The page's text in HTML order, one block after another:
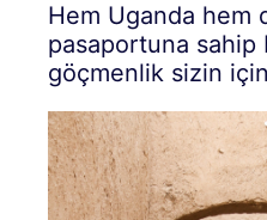
Hem Uganda hem
pasaportuna sahip
göçmenlik sizin